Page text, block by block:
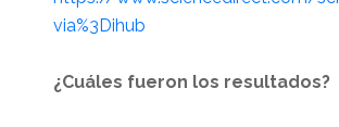
via%3Dihub
¿Cuáles fueron los resultados?